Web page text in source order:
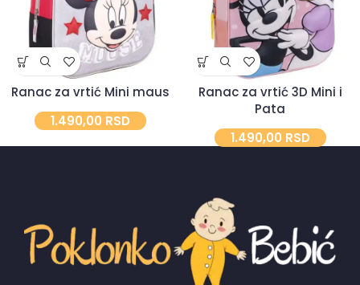
Ranac za vrtić Mini maus
1.490,00 RSD
Ranac za vrtić 3D Mini i
Pata
1.490,00 RSD